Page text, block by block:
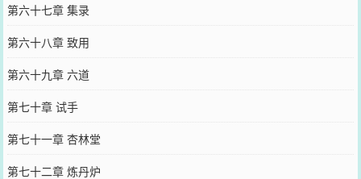
第六十七章 集录
第六十八章 致用
第六十九章 六道
第七十章 试手
第七十一章 杏林堂
第七十二章 炼丹炉